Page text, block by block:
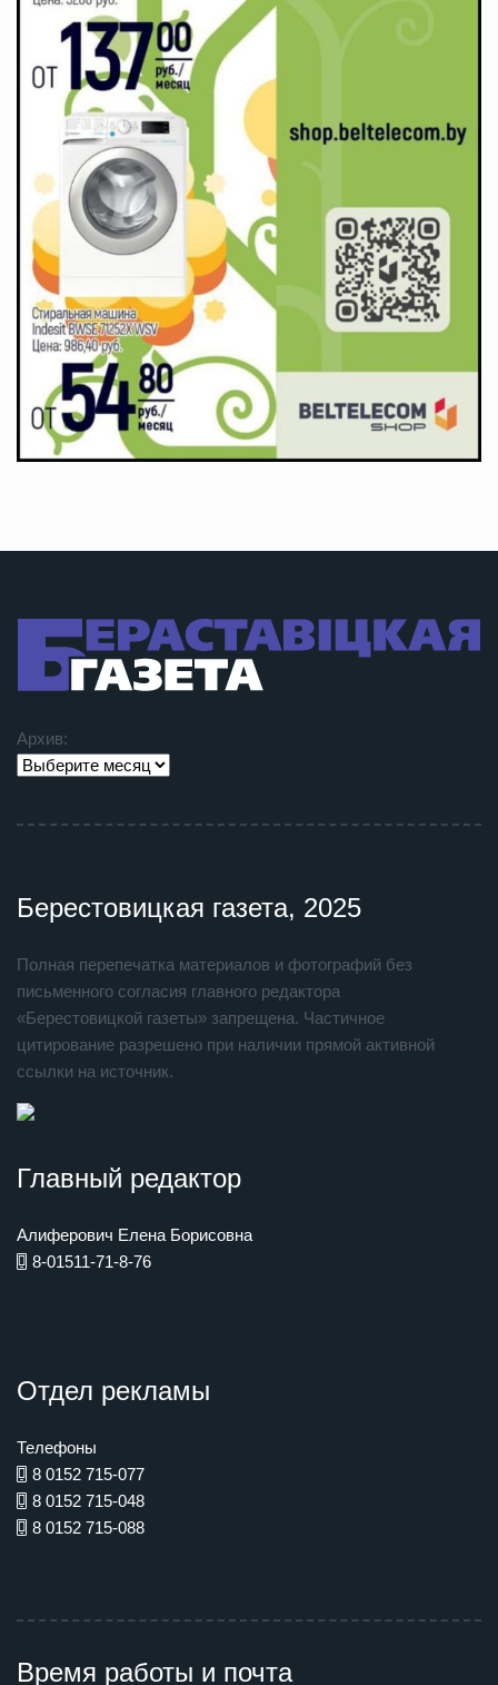
Архив:
Берестовицкая газета, 2025
Полная перепечатка материалов и фотографий без
письменного согласия главного редактора
«Берестовицкой газеты» запрещена. Частичное
цитирование разрешено при наличии прямой активной
ссылки на источник.
Главный редактор
Алиферович Елена Борисовна
8-01511-71-8-76
Отдел рекламы
Телефоны
8 0152 715-077
8 0152 715-048
8 0152 715-088
Время работы и почта